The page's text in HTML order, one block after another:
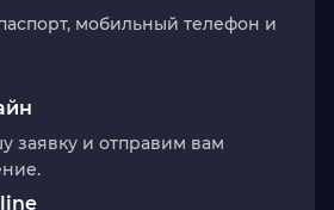
мобильный телефон и
заявку и отправим вам